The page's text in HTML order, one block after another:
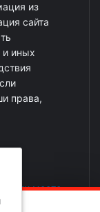
из
сайта
и иных
права,
или место